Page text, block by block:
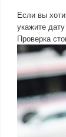
Если вы
укажите
Проверка